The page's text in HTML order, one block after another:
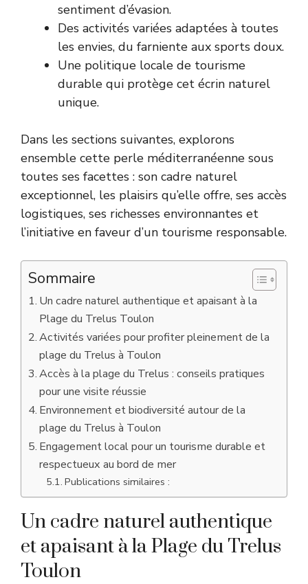
sentiment d’évasion.
Des activités variées adaptées à toutes
les envies, du farniente aux sports doux.
Une politique locale de tourisme
durable qui protège cet écrin naturel
unique.
Dans les sections suivantes, explorons
ensemble cette perle méditerranéenne sous
toutes ses facettes : son cadre naturel
exceptionnel, les plaisirs qu’elle offre, ses accès
logistiques, ses richesses environnantes et
l’initiative en faveur d’un tourisme responsable.
Sommaire
Un cadre naturel authentique et apaisant à la
Plage du Trelus Toulon
Activités variées pour profiter pleinement de la
plage du Trelus à Toulon
Accès à la plage du Trelus : conseils pratiques
pour une visite réussie
Environnement et biodiversité autour de la
plage du Trelus à Toulon
Engagement local pour un tourisme durable et
respectueux au bord de mer
Publications similaires :
Un cadre naturel authentique
et apaisant à la Plage du Trelus
Toulon